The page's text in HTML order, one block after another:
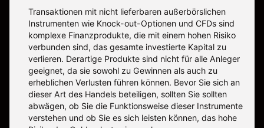
Transaktionen mit nicht lieferbaren außerbörslichen
Instrumenten wie Knock-out-Optionen und CFDs sind
komplexe Finanzprodukte, die mit einem hohen Risiko
verbunden sind, das gesamte investierte Kapital zu
verlieren. Derartige Produkte sind nicht für alle Anleger
geeignet, da sie sowohl zu Gewinnen als auch zu
erheblichen Verlusten führen können. Bevor Sie sich an
dieser Art des Handels beteiligen, sollten Sie sollten
abwägen, ob Sie die Funktionsweise dieser Instrumente
verstehen und ob Sie es sich leisten können, das hohe